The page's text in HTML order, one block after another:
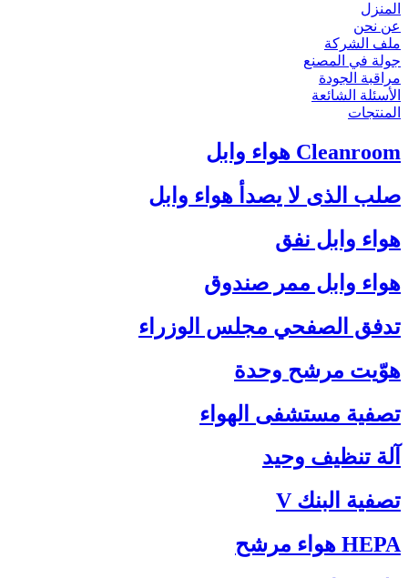
المنزل
عن نحن
ملف الشركة
جولة في المصنع
مراقبة الجودة
الأسئلة الشائعة
المنتجات
Cleanroom هواء وابل
صلب الذى لا يصدأ هواء وابل
هواء وابل نفق
هواء وابل ممر صندوق
تدفق الصفحي مجلس الوزراء
هوّيت مرشح وحدة
تصفية مستشفى الهواء
آلة تنظيف وحيد
تصفية البنك V
HEPA هواء مرشح